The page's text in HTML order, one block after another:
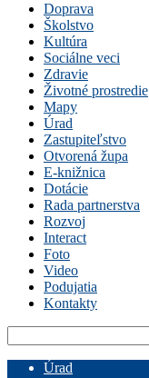
Doprava
Školstvo
Kultúra
Sociálne veci
Zdravie
Životné prostredie
Mapy
Úrad
Zastupiteľstvo
Otvorená župa
E-knižnica
Dotácie
Rada partnerstva
Rozvoj
Interact
Foto
Video
Podujatia
Kontakty
Úrad